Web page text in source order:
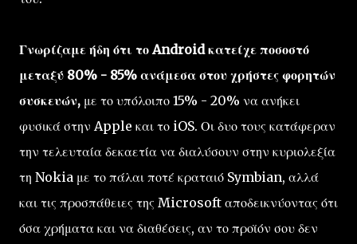
Γνωρίζαμε ήδη ότι το Android κατείχε ποσοστό
μεταξύ 80% - 85% ανάμεσα στου χρήστες φορητών
συσκευών, με το υπόλοιπο 15% - 20% να ανήκει
φυσικά στην Apple και το iOS. Οι δυο τους κατάφεραν
την τελευταία δεκαετία να διαλύσουν στην κυριολεξία
τη Nokia με το πάλαι ποτέ κραταιό Symbian, αλλά
και τις προσπάθειες της Microsoft αποδεικνύοντας ότι
όσα χρήματα και να διαθέσεις, αν το προϊόν σου δεν